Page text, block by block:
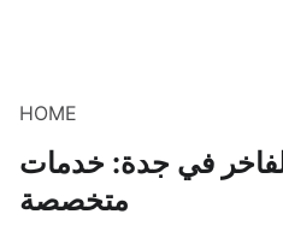
HOME
في جدة: خدمات
متخصصة